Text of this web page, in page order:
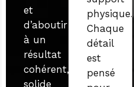
et
d’aboutir
à un
résultat
cohérent,
solide
physique.
Chaque
détail
est
pensé